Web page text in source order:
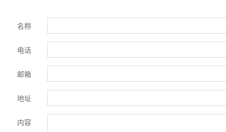
名称
电话
邮箱
地址
内容